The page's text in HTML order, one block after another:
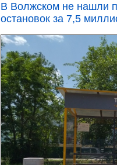
В Волжском не нашли
остановок за 7,5